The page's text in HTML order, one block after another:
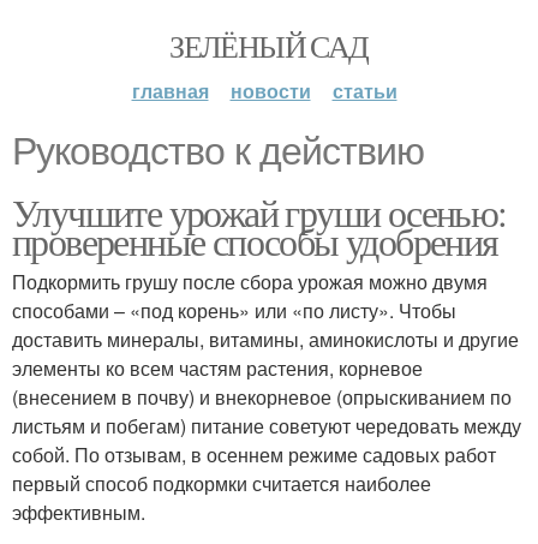
ЗЕЛЁНЫЙ САД
главная новости статьи
Руководство к действию
Улучшите урожай груши осенью:
проверенные способы удобрения
Подкормить грушу после сбора урожая можно двумя
способами – «под корень» или «по листу». Чтобы
доставить минералы, витамины, аминокислоты и другие
элементы ко всем частям растения, корневое
(внесением в почву) и внекорневое (опрыскиванием по
листьям и побегам) питание советуют чередовать между
собой. По отзывам, в осеннем режиме садовых работ
первый способ подкормки считается наиболее
эффективным.